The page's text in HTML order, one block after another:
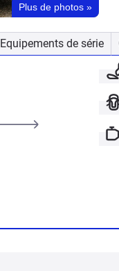
Plus de photos »
Equipements de série